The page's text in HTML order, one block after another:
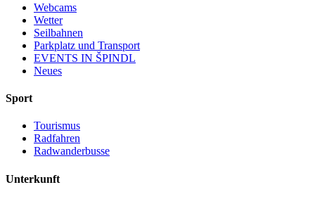
Webcams
Wetter
Seilbahnen
Parkplatz und Transport
EVENTS IN ŠPINDL
Neues
Sport
Tourismus
Radfahren
Radwanderbusse
Unterkunft